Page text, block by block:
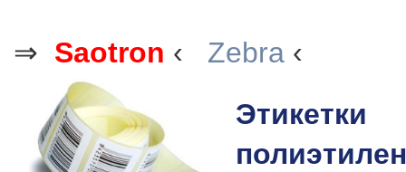
⇒ Saotron ‹ Zebra ‹
Этикетки